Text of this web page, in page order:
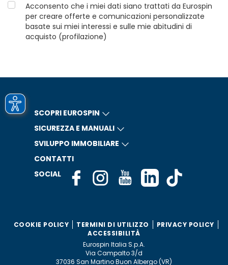
Acconsento che i miei dati siano trattati da Eurospin
per creare offerte e comunicazioni personalizzate
basate sui miei interessi e sulle mie abitudini di
acquisto (profilazione)
SCOPRI EUROSPIN
SICUREZZA E MANUALI
SVILUPPO IMMOBILIARE
CONTATTI
SOCIAL
COOKIE POLICY TERMINI DI UTILIZZO
PRIVACY POLICY
ACCESSIBILITÀ
Eurospin Italia S.p.A.
Via Campalto 3/d
37036 San Martino Buon Albergo (VR)